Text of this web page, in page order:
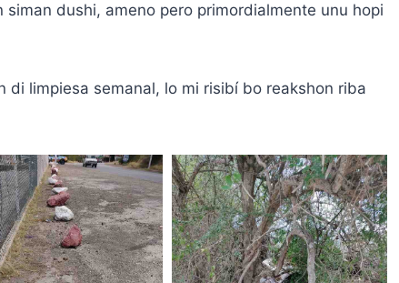
dushi, ameno pero primordialmente unu hopi
di limpiesa semanal, lo mi risibí bo reakshon riba